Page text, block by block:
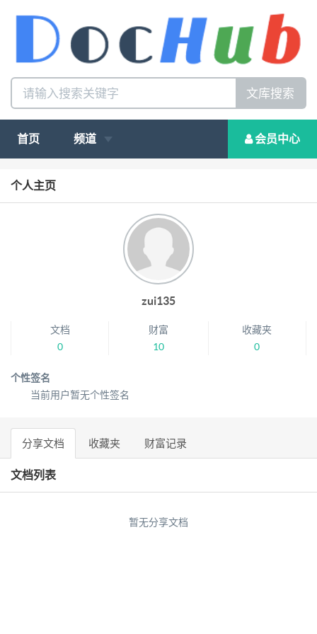
文库搜索
首页 频道 会员中心
个人主页
zui135
文档
0
财富
10
收藏夹
0
个性签名
当前用户暂无个性签名
分享文档 收藏夹 财富记录
文档列表
暂无分享文档